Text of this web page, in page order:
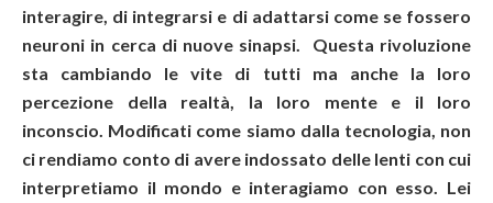
interagire, di integrarsi e di adattarsi come se fossero
neuroni in cerca di nuove sinapsi. Questa rivoluzione
sta cambiando le vite di tutti ma anche la loro
percezione della realtà, la loro mente e il loro
inconscio. Modificati come siamo dalla tecnologia, non
ci rendiamo conto di avere indossato delle lenti con cui
interpretiamo il mondo e interagiamo con esso. Lei